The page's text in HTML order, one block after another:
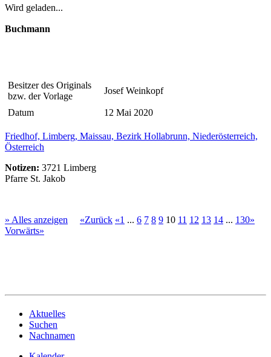
Wird geladen...
Buchmann
Besitzer des Originals
bzw. der Vorlage
Josef Weinkopf
Datum 12 Mai 2020
Friedhof, Limberg, Maissau, Bezirk Hollabrunn, Niederösterreich,
Österreich
Notizen: 3721 Limberg
Pfarre St. Jakob
» Alles anzeigen «Zurück «1 ... 6 7 8 9 10 11 12 13 14 ... 130»
Vorwärts»
Aktuelles
Suchen
Nachnamen